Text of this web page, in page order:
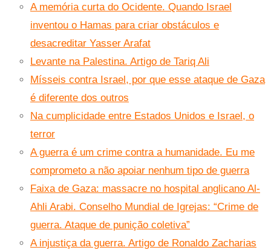
A memória curta do Ocidente. Quando Israel
inventou o Hamas para criar obstáculos e
desacreditar Yasser Arafat
Levante na Palestina. Artigo de Tariq Ali
Mísseis contra Israel, por que esse ataque de Gaza
é diferente dos outros
Na cumplicidade entre Estados Unidos e Israel, o
terror
A guerra é um crime contra a humanidade. Eu me
comprometo a não apoiar nenhum tipo de guerra
Faixa de Gaza: massacre no hospital anglicano Al-
Ahli Arabi. Conselho Mundial de Igrejas: “Crime de
guerra. Ataque de punição coletiva”
A injustiça da guerra. Artigo de Ronaldo Zacharias